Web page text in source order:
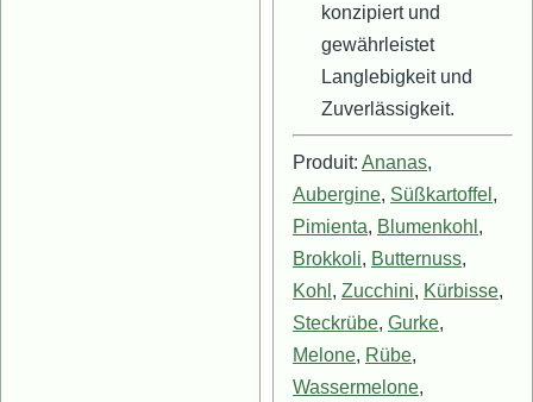
konzipiert und
gewährleistet
Langlebigkeit und
Zuverlässigkeit.
Produit: Ananas,
Aubergine, Süßkartoffel ,
Pimienta, Blumenkohl ,
Brokkoli, Butternuss,
Kohl , Zucchini, Kürbisse,
Steckrübe, Gurke,
Melone, Rübe,
Wassermelone,